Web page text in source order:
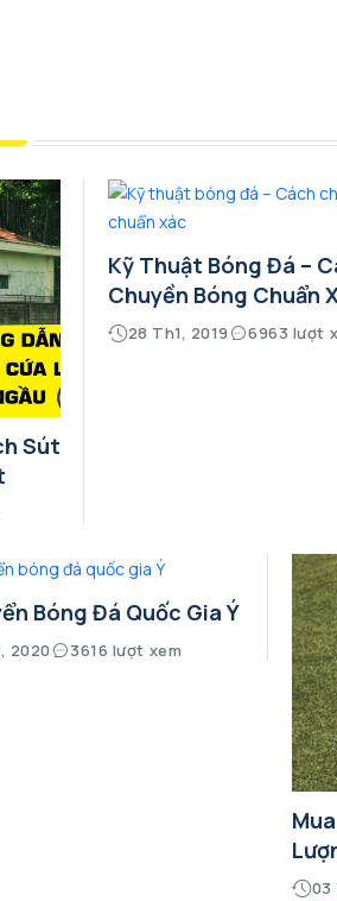
Sút
Kỹ Thuật Bóng Đá –
Chuyền Bóng Chuẩn
28 Th1, 2019 6963 lượt
Bóng Đá Quốc Gia Ý
2020 3616 lượt xem
03